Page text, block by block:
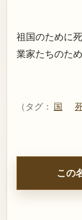
祖国のために
業家たちのた
（タグ： 国
この